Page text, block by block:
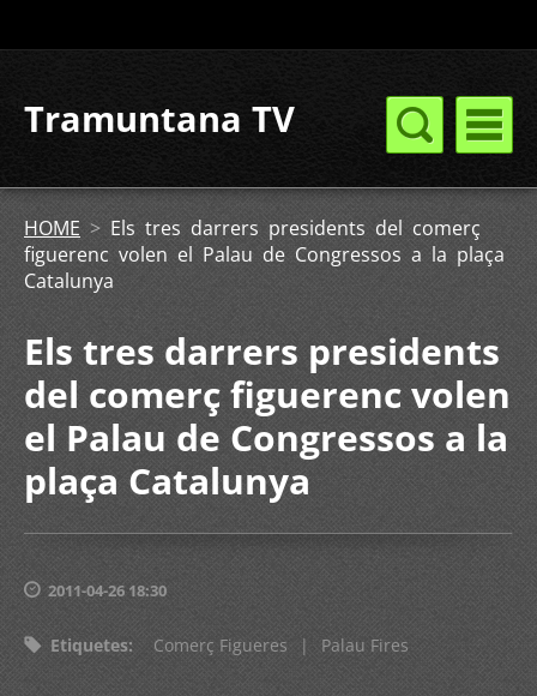
Tramuntana TV
HOME > Els tres darrers presidents del comerç
figuerenc volen el Palau de Congressos a la plaça
Catalunya
Els tres darrers presidents
del comerç figuerenc volen
el Palau de Congressos a la
plaça Catalunya
2011-04-26 18:30
Etiquetes: Comerç Figueres | Palau Fires